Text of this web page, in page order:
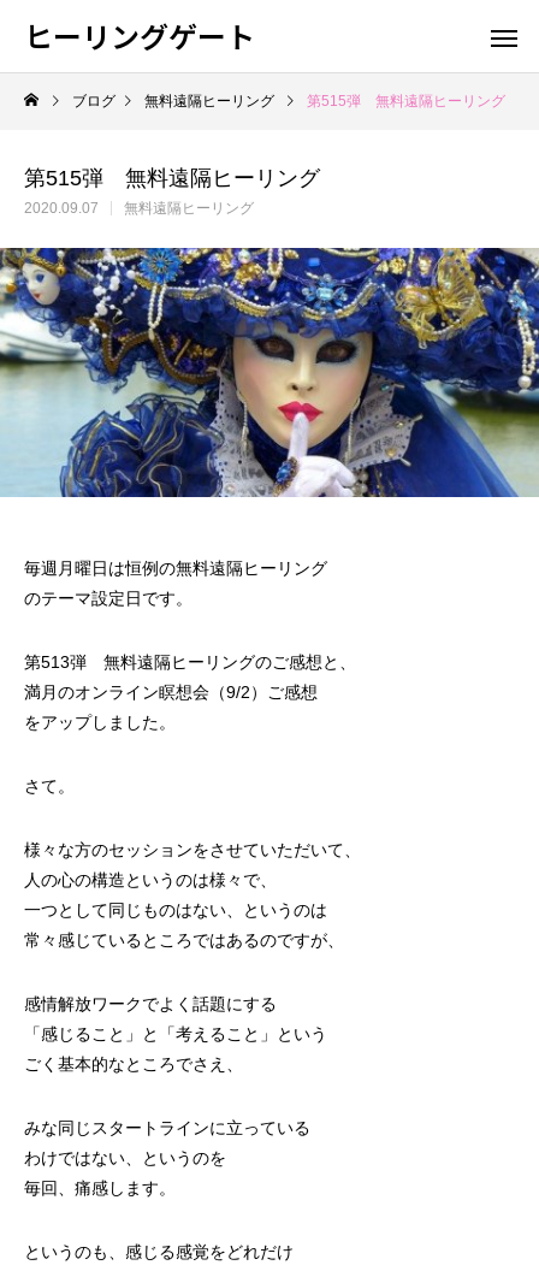
ヒーリングゲート
ブログ 無料遠隔ヒーリング 第515弾 無料遠隔ヒーリング
第515弾 無料遠隔ヒーリング
2020.09.07 無料遠隔ヒーリング
毎週月曜日は恒例の無料遠隔ヒーリング
のテーマ設定日です。
第513弾 無料遠隔ヒーリングのご感想と、
満月のオンライン瞑想会（9/2）ご感想
をアップしました。
さて。
様々な方のセッションをさせていただいて、
人の心の構造というのは様々で、
一つとして同じものはない、というのは
常々感じているところではあるのですが、
感情解放ワークでよく話題にする
「感じること」と「考えること」という
ごく基本的なところでさえ、
みな同じスタートラインに立っている
わけではない、というのを
毎回、痛感します。
というのも、感じる感覚をどれだけ